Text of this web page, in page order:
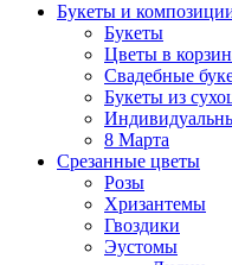
Букеты и
Букеты
Цветы в
Свадебные
Букеты из
8 Марта
Срезанные цветы
Розы
Хризантемы
Гвоздики
Эустомы